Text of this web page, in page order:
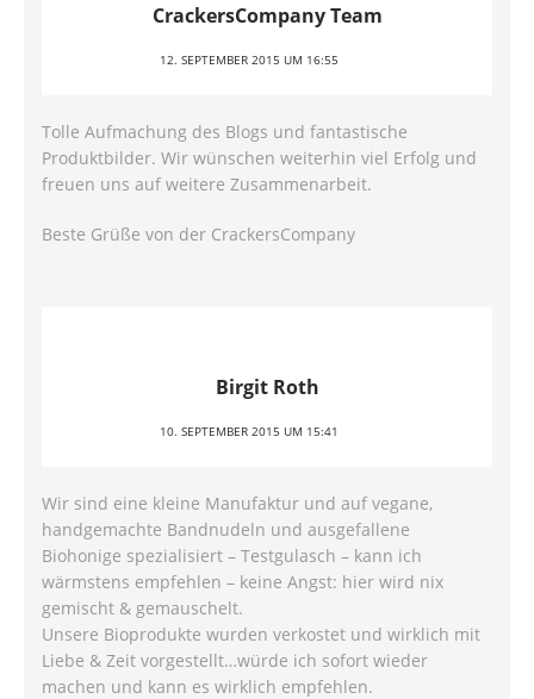
CrackersCompany Team
12. SEPTEMBER 2015 UM 16:55
Tolle Aufmachung des Blogs und fantastische
Produktbilder. Wir wünschen weiterhin viel Erfolg und
freuen uns auf weitere Zusammenarbeit.
Beste Grüße von der CrackersCompany
Birgit Roth
10. SEPTEMBER 2015 UM 15:41
Wir sind eine kleine Manufaktur und auf vegane,
handgemachte Bandnudeln und ausgefallene
Biohonige spezialisiert – Testgulasch – kann ich
wärmstens empfehlen – keine Angst: hier wird nix
gemischt & gemauschelt.
Unsere Bioprodukte wurden verkostet und wirklich mit
Liebe & Zeit vorgestellt…würde ich sofort wieder
machen und kann es wirklich empfehlen.